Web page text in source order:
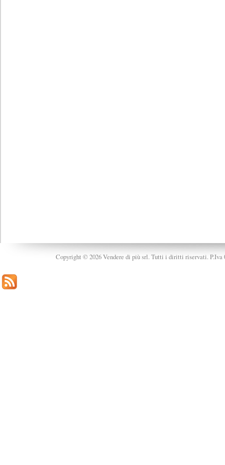
Copyright © 2026 Vendere di più srl. Tutti i diritti riservati. P.Iva